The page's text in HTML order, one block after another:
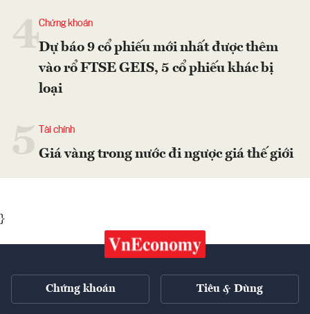
4Chứng khoán
Dự báo 9 cổ phiếu mới nhất được thêm
vào rổ FTSE GEIS, 5 cổ phiếu khác bị
loại
Tài chính
Giá vàng trong nước đi ngược giá thế giới
}
Chứng khoán Tiêu & Dùng